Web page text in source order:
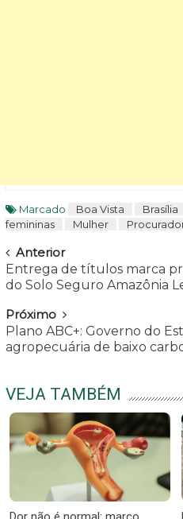
Marcado Boa Vista Brasília
femininas
Mulher
Navegar
Anterior
Entrega de títulos marca
do Solo Seguro Amazônia
Próximo
Plano ABC+: Governo do
agropecuária de baixo
VEJA TAMBÉM